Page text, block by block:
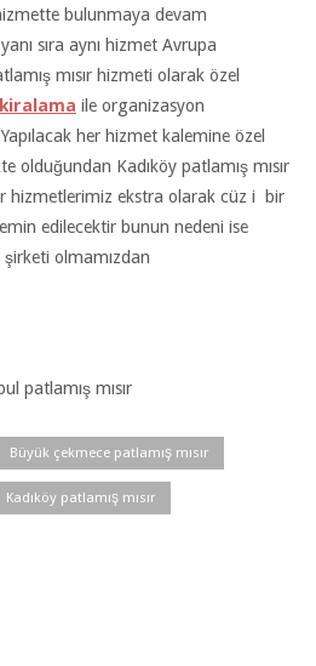
bulunmaya devam
sıra aynı hizmet Avrupa
mısır hizmeti olarak özel
kiralama ile organizasyon
her hizmet kalemine özel
olduğundan Kadıköy patlamış mısır
hizmetlerimiz ekstra olarak cüz i bir
edilecektir bunun nedeni ise
şirketi olmamızdan
patlamış mısır
Büyük çekmece patlamış mısır
Kadıköy patlamış mısır